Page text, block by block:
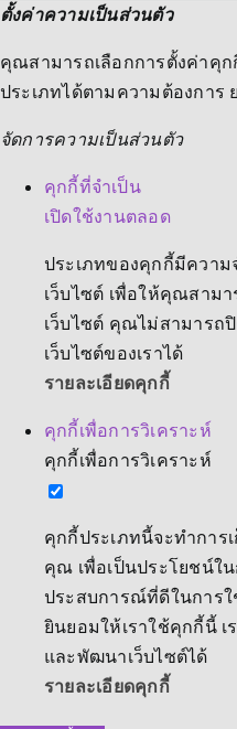
ตั้งค่าความเป็นส่วนตัว
คุณสามารถเลือกการตั้งค่าคุก
ประเภทได้ตามความต้องการ
จัดการความเป็นส่วนตัว
คุกกี้ที่จำเป็น
เปิดใช้งานตลอด
ประเภทของคุกกี้มีความ
เว็บไซต์ เพื่อให้คุณสาม
เว็บไซต์ คุณไม่สามารถ
เว็บไซต์ของเราได้
รายละเอียดคุกกี้
คุกกี้เพื่อการวิเคราะห์
คุกกี้เพื่อการวิเคราะห์
คุกกี้ประเภทนี้จะทำการ
คุณ เพื่อเป็นประโยชน์ใ
ประสบการณ์ที่ดีในการใ
ยินยอมให้เราใช้คุกกี้นี้ เ
และพัฒนาเว็บไซต์ได้
รายละเอียดคุกกี้